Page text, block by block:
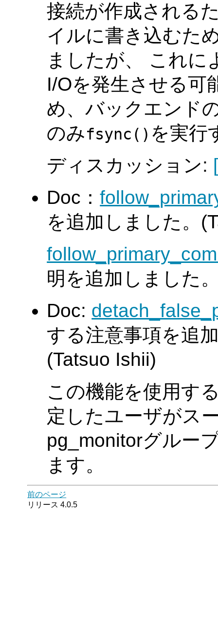
接続が作成される
イルに書き込むた
ましたが、 これに
I/Oを発生させる可
め、バックエンド
のみfsync() を実行
ディスカッション:
Doc：
を追加しました。
明を追加しました
Doc:
する注意事項を追
(Tatsuo Ishii)
この機能を使用す
定したユーザがス
pg_monitorグルー
ます。
前のページ
リリース 4.0.5